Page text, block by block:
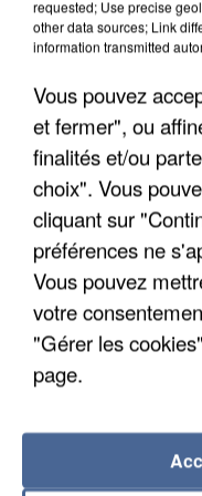
APRÈS TOUTES
DE FAUNE
requested; Use precise
other data sources; Link
information transmitted
Vous pouvez
et fermer", ou
finalités et/ou
choix". Vous
cliquant sur
préférences ne
Vous pouvez
votre
"Gérer les
page.